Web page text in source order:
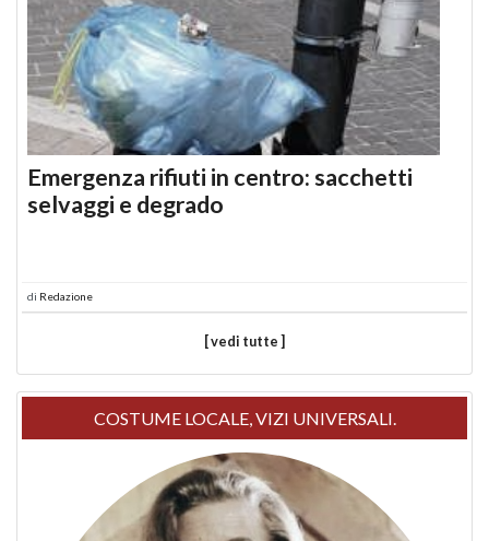
Emergenza rifiuti in centro: sacchetti
selvaggi e degrado
di Redazione
[ vedi tutte ]
COSTUME LOCALE, VIZI UNIVERSALI.